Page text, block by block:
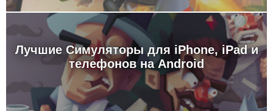
Лучшие Симуляторы для iPhone, iPad и
телефонов на Android